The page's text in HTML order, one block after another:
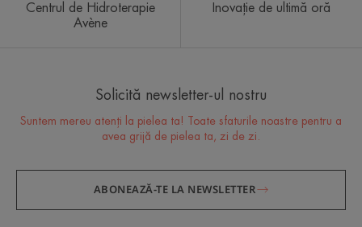
Centrul de Hidroterapie
Avène
Inovație de ultimă oră
Solicită newsletter-ul nostru
Suntem mereu atenți la pielea ta! Toate sfaturile noastre pentru a
avea grijă de pielea ta, zi de zi.
ABONEAZĂ-TE LA NEWSLETTER